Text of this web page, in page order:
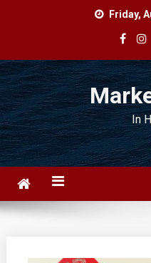
Friday,
In